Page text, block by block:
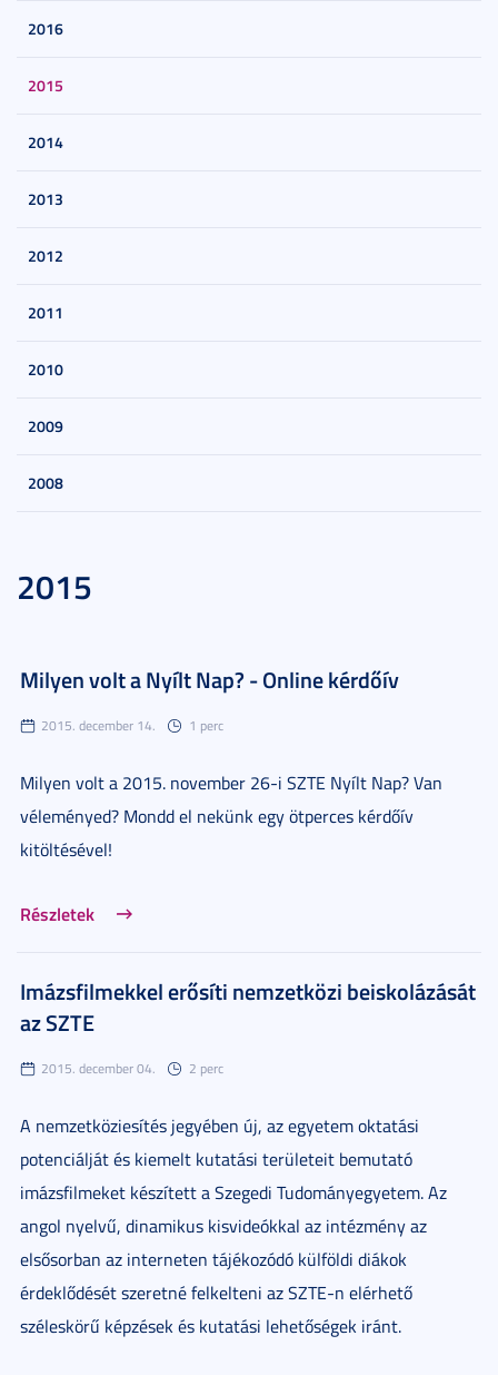
2016
2015
2014
2013
2012
2011
2010
2009
2008
2015
Milyen volt a Nyílt Nap? - Online kérdőív
2015. december 14. 1 perc
Milyen volt a 2015. november 26-i SZTE Nyílt Nap? Van
véleményed? Mondd el nekünk egy ötperces kérdőív
kitöltésével!
Részletek
Imázsfilmekkel erősíti nemzetközi beiskolázását
az SZTE
2015. december 04. 2 perc
A nemzetköziesítés jegyében új, az egyetem oktatási
potenciálját és kiemelt kutatási területeit bemutató
imázsfilmeket készített a Szegedi Tudományegyetem. Az
angol nyelvű, dinamikus kisvideókkal az intézmény az
elsősorban az interneten tájékozódó külföldi diákok
érdeklődését szeretné felkelteni az SZTE-n elérhető
széleskörű képzések és kutatási lehetőségek iránt.